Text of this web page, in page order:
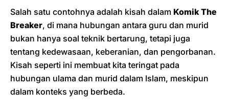
Salah satu contohnya adalah kisah dalam Komik The
Breaker, di mana hubungan antara guru dan murid
bukan hanya soal teknik bertarung, tetapi juga
tentang kedewasaan, keberanian, dan pengorbanan.
Kisah seperti ini membuat kita teringat pada
hubungan ulama dan murid dalam Islam, meskipun
dalam konteks yang berbeda.